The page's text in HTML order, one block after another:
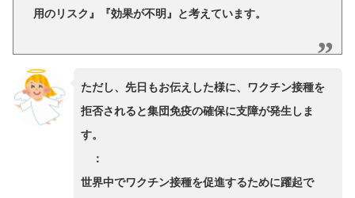
用のリスク』『効果が不明』と考えています。
ただし、先日もお伝えした様に、ワクチン接種を
拒否されると集団免疫の確保に支障が発生しま
す。
：
世界中でワクチン接種を促進するために躍起で